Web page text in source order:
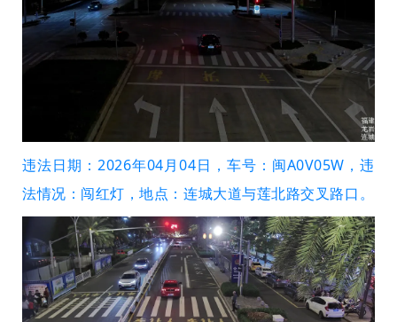
违法日期：2026年04月04日，车号：闽A0V05W，违
法情况：闯红灯，地点：连城大道与莲北路交叉路口。